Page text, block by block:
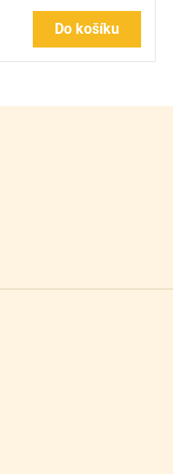
Do košíku